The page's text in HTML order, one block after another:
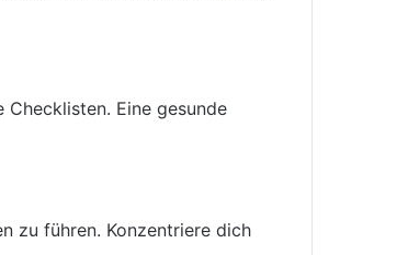
Eine gesunde
zu führen. Konzentriere dich